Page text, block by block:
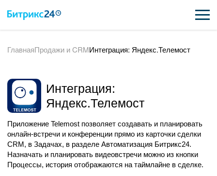
ВОЗМОЖНОСТИ
ИНТЕГРАЦИИ
ПОДДЕРЖКА
ГлавнаяПродажи и CRMИнтеграция: Яндекс.Телемост
Интеграция:
Яндекс.Телемост
Приложение Telemost позволяет создавать и планировать
онлайн-встречи и конференции прямо из карточки сделки
CRM, в Задачах, в разделе Автоматизация Битрикс24.
Назначать и планировать видеовстречи можно из кнопки
Процессы, история отображаются на таймлайне в сделке.